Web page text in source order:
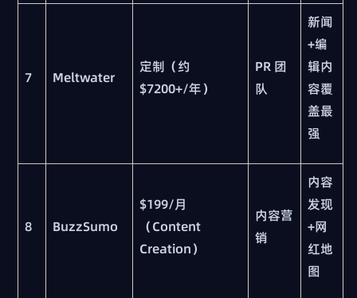
7 Meltwater
定制（约
$7200+/年）
PR 团
队
新闻
+编
辑内
容覆
盖最
强
8 BuzzSumo
$199/月
（Content
Creation）
内容营
销
内容
发现
+网
红地
图